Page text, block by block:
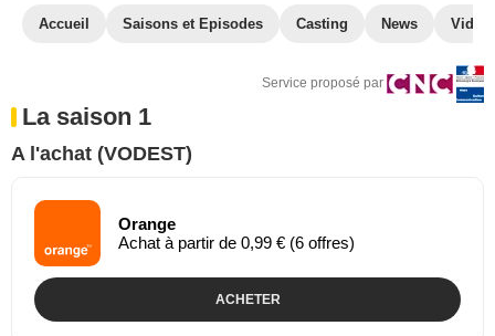
Accueil Saisons et Episodes Casting News
Service proposé par
La saison 1
A l'achat (VODEST)
Orange
Achat à partir de 0,99 € (6 offres)
ACHETER